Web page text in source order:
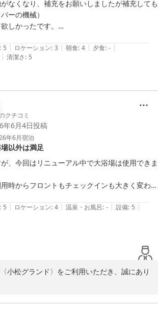
際は、ぜひ当館へお立ち寄りくださいませ。
ンド〉
なくなり、補充をお願いしましたが補充しても
ーの機械）
しかったです。
中のため評価はしていません。
めづらいのですが、提携駐車場があったため星
: 5 | ロケーション: 3 | 朝食: 4 | 夕食: - |
| 清潔さ: 5
クチコミ
年6月4日投稿
年6月宿泊
以外は満足
、今回はリニューアル中で大浴場は使用できま
時からフロントもチェックインも大きく変わっ
ラン、バイキングメニューも以前と違い、地元
美味しかったです。
に入ってたのですが、リニューアルでどうなる
ず予約します。
: 5 | ロケーション: 4 | 温泉・お風呂: - | 設備: 5 |
小松グランド〉をご利用いただき、誠にあり
た、日頃より何度も当館をお選びいただき、